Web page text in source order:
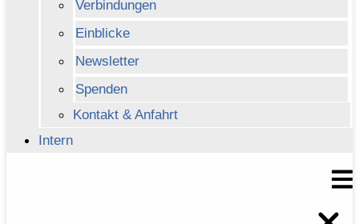
Verbindungen
Einblicke
Newsletter
Spenden
Kontakt & Anfahrt
Intern